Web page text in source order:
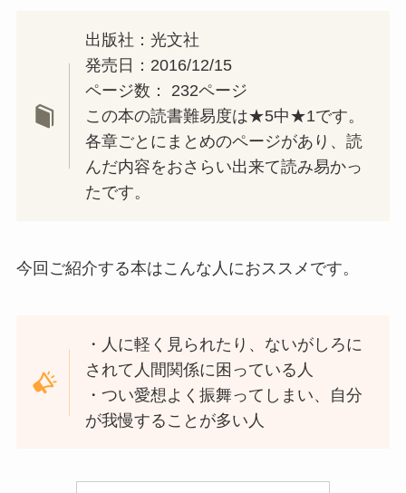
出版社：光文社
発売日：2016/12/15
ページ数：
232ページ
この本の読書難易度は★5中★1です。
各章ごとにまとめのページがあり、読
んだ内容をおさらい出来て読み易かっ
たです。
今回ご紹介する本はこんな人におススメです。
・人に軽く見られたり、ないがしろに
されて人間関係に困っている人
・つい愛想よく振舞ってしまい、自分
が我慢することが多い人